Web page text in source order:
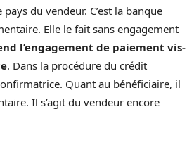
du vendeur. C’est la banque
Elle le fait sans engagement
l’engagement de paiement vis-
. Dans la procédure du crédit
Quant au bénéficiaire, il
Il s’agit du vendeur encore